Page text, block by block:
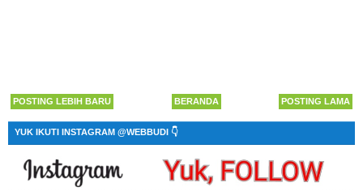
POSTING LEBIH BARU POSTING LAMA
BERANDA
YUK IKUTI INSTAGRAM @WEBBUDI 👇